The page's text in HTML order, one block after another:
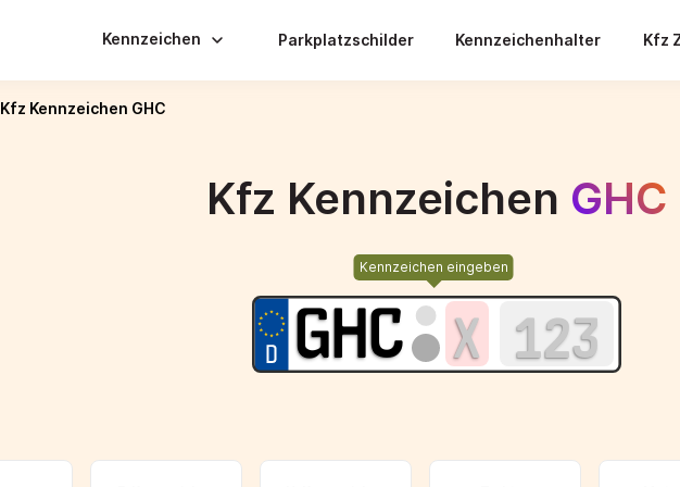
Kennzeichen Parkplatzschilder Kennzeichenhalter Kfz
Kfz Kennzeichen GHC
Kfz Kennzeichen GHC
Kennzeichen eingeben